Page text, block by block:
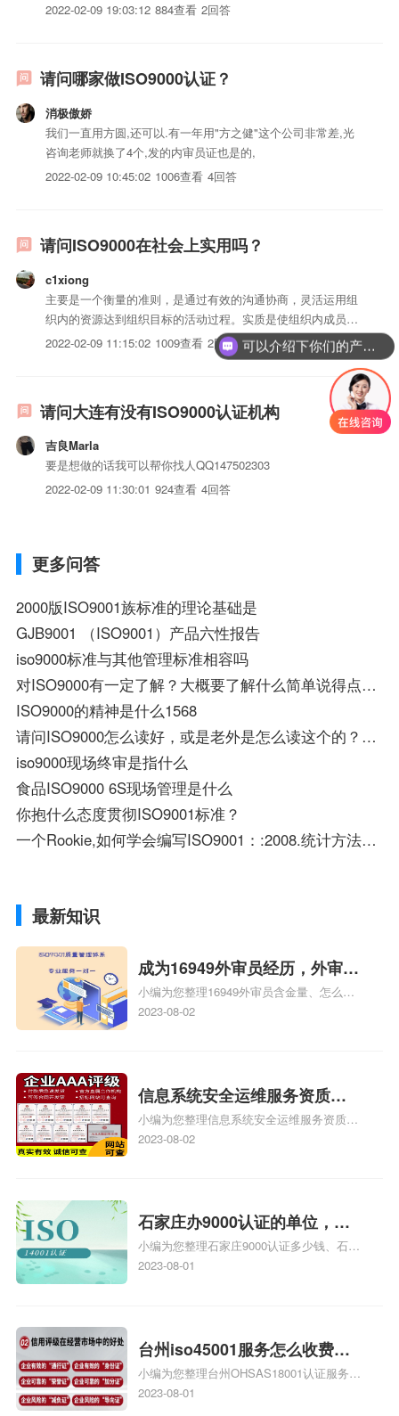
2022-02-09 19:03:12 884查看 2回答
请问哪家做ISO9000认证？
消极傲娇
我们一直用方圆,还可以.有一年用"方之健"这个公司非常差,光
咨询老师就换了4个,发的内审员证也是的,
2022-02-09 10:45:02 1006查看 4回答
请问ISO9000在社会上实用吗？
c1xiong
主要是一个衡量的准则，是通过有效的沟通协商，灵活运用组
织内的资源达到组织目标的活动过程。实质是使组织内成员为
目标而努力。推行ISO9000的意义：1、提高员工的素质。2、
提高公司的管理水平。3、获取公平的竞争的机会。4、保护消
2022-02-09 11:15:02 1009查看 2回答
请问大连有没有ISO9000认证机构
吉良Marla
要是想做的话我可以帮你找人QQ147502303
2022-02-09 11:30:01 924查看 4回答
更多问答
2000版ISO9001族标准的理论基础是
GJB9001 （ISO9001）产品六性报告
iso9000标准与其他管理标准相容吗
对ISO9000有一定了解？大概要了解什么简单说得点的，还有如果面试问你知道什么是ISO9000怎
ISO9000的精神是什么1568
请问ISO9000怎么读好，或是老外是怎么读这个的？是读ISO nighty hundred吗？
iso9000现场终审是指什么
食品ISO9000 6S现场管理是什么
你抱什么态度贯彻ISO9001标准？
一个Rookie,如何学会编写ISO9001：:2008.统计方法能应用到么？
最新知识
成为16949外审员经历，外审员
16949
小编为您整理16949外审员含金量、怎么才
能成为注册的TS16949:2009的外审员、我
2023-08-02
信息系统安全运维服务资质二
级费用，信息系统安全运维服
务资质二级
小编为您整理信息系统安全运维服务资质认
证证书机构有哪些、安全运维服务资质的费
体系认证知识，详情可查看下方正文！
2023-08-02
石家庄办9000认证的单位，石
家庄9000认证的公司
小编为您整理石家庄9000认证多少钱、石家
庄9000认证价格多少钱、石家庄9000认证
2023-08-01
台州iso45001服务怎么收费，
台州iso45001认证服务怎么收
费
小编为您整理台州OHSAS18001认证服务中
心哪家收费便宜、台州ISO9000认证，哪个
2023-08-01
可以介绍下你们的产品么？